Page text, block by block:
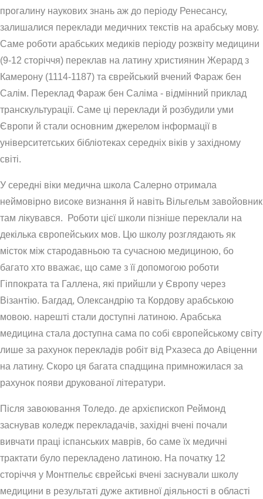
прогалину наукових знань аж до періоду Ренесансу,
залишалися переклади медичних текстів на арабську мову.
Саме роботи арабських медиків періоду розквіту медицини
(9-12 сторіччя) переклав на латину християнин Жерард з
Камерону (1114-1187) та єврейський вчений Фараж бен
Салім. Переклад Фараж бен Саліма - відмінний приклад
транскультурації. Саме ці переклади й розбудили уми
Європи й стали основним джерелом інформації в
університетських бібліотеках середніх віків у західному
світі.
У середні віки медична школа Салерно отримала
неймовірно високе визнання й навіть Вільгельм завойовник
там лікувався. Роботи цієї школи пізніше переклали на
декілька європейських мов. Цю школу розглядають як
місток між стародавньою та сучасною медициною, бо
багато хто вважає, що саме з її допомогою роботи
Гіппократа та Галлена, які прийшли у Європу через
Візантію. Багдад, Олександрію та Кордову арабською
мовою. нарешті стали доступні латиною. Арабська
медицина стала доступна сама по собі європейському світу
лише за рахунок перекладів робіт від Рхазеса до Авіценни
на латину. Скоро ця багата спадщина примножилася за
рахунок появи друкованої літератури.
Після завоювання Толедо. де архієпископ Реймонд
заснував коледж перекладачів, західні вчені почали
вивчати праці іспанських маврів, бо саме їх медичні
трактати було перекладено латиною. На початку 12
сторіччя у Монтпельє єврейські вчені заснували школу
медицини в результаті дуже активної діяльності в області